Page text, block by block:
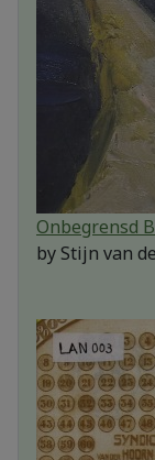
Onbegrensd
byStijn van